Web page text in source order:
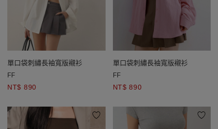
單口袋刺繡長袖寬版襯衫
FF
NT$ 890
單口袋刺繡長袖寬版襯衫
FF
NT$ 890